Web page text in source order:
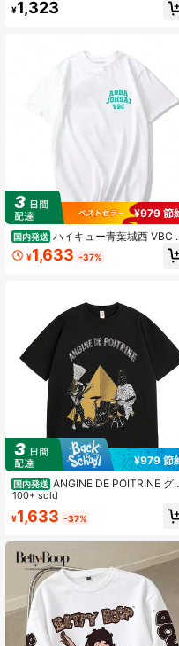
ェットシャツ、レディース 秋冬、
ア、日常の通勤、デート、集まり、
夏、クリスマス、新年、感謝祭、パ
ーティー、結婚式、ビーチ、卒業
式、エレガント、カジュアル、お出
かけに適しています
¥1,323
¥979 節
国内発送 ハイキュー青葉城西 VBC
服 Tシャツユニセックスかわいい夏
トップス漫画空手グラフィック T
¥1,633 -37%
¥979 節
国内発送 ANGINE DE POITRINE グ
フィックプリント クルーネックTシ
ャツ - カジュアル ショートスブ コッ
トンTシャツ、ストトスタイル バ
春夏 ゆったり オーバーサイズ トッ
プス、ギフトやストトコーデに最
100+ sold
¥1,633 -37%